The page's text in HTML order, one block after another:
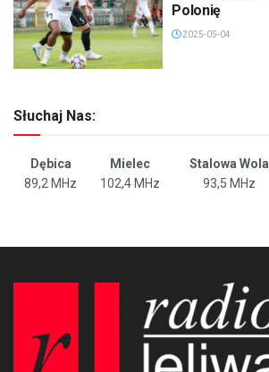
Polonię
2025-05-04
Słuchaj Nas:
Dębica Mielec Stalowa Wola
89,2 MHz
102,4 MHz 93,5 MHz